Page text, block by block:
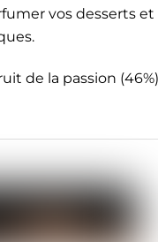
vos desserts et
de la passion (46%)